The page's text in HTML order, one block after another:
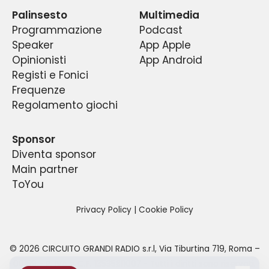
Palinsesto
Programmazione
Speaker
Opinionisti
Registi e Fonici
Frequenze
Regolamento giochi
Multimedia
Podcast
App Apple
App Android
Sponsor
Diventa sponsor
Main partner
ToYou
Privacy Policy| Cookie Policy
© 2026 CIRCUITO GRANDI RADIO s.r.l, Via Tiburtina 719, Roma –
00159- P. IVA e C.F.